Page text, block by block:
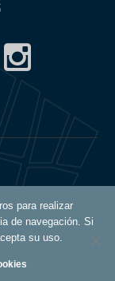
para realizar
de navegación. Si
su uso.